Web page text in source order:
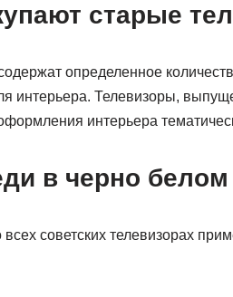
старые
определенное
интерьера. Телевизоры,
интерьера
в черно белом
советских телевизорах